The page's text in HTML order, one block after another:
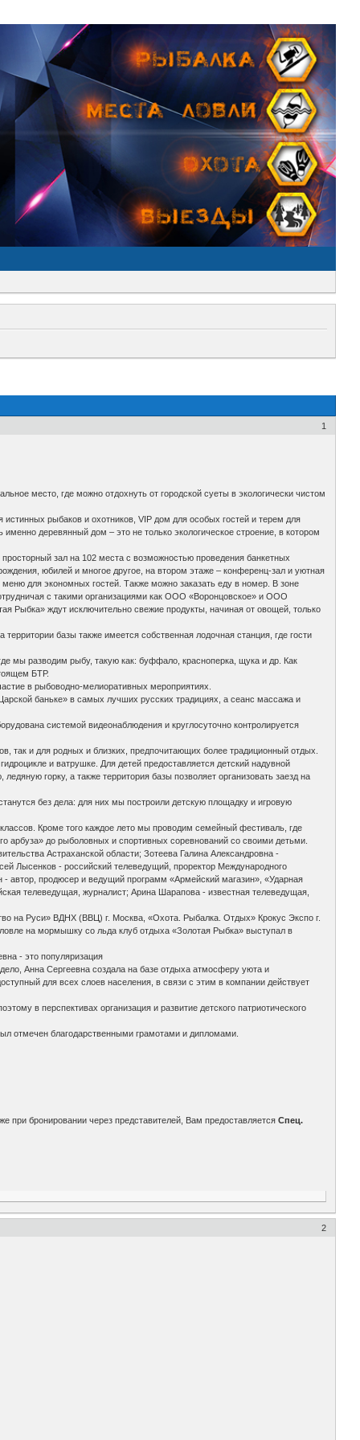
1
место, где можно отдохнуть от городской суеты в экологически чистом
рыбаков и охотников, VIP дом для особых гостей и терем для
деревянный дом – это не только экологическое строение, в котором
зал на 102 места с возможностью проведения банкетных
юбилей и многое другое, на втором этаже – конференц-зал и уютная
для экономных гостей. Также можно заказать еду в номер. В зоне
с такими организациями как ООО «Воронцовское» и ООО
Рыбка» ждут исключительно свежие продукты, начиная от овощей, только
базы также имеется собственная лодочная станция, где гости
мы разводим рыбу, такую как: буффало, красноперка, щука и др. Как
БТР.
в рыбоводно-мелиоративных мероприятиях.
баньке» в самых лучших русских традициях, а сеанс массажа и
системой видеонаблюдения и круглосуточно контролируется
так и для родных и близких, предпочитающих более традиционный отдых.
и ватрушке. Для детей предоставляется детский надувной
горку, а также территория базы позволяет организовать заезд на
без дела: для них мы построили детскую площадку и игровую
Кроме того каждое лето мы проводим семейный фестиваль, где
арбуза» до рыболовных и спортивных соревнований со своими детьми.
Астраханской области; Зотеева Галина Александровна -
Лысенков - российский телеведущий, проректор Международного
автор, продюсер и ведущий программ «Армейский магазин», «Ударная
телеведущая, журналист; Арина Шарапова - известная телеведущая,
на Руси» ВДНХ (ВВЦ) г. Москва, «Охота. Рыбалка. Отдых» Крокус Экспо г.
на мормышку со льда клуб отдыха «Золотая Рыбка» выступал в
- это популяризация
Анна Сергеевна создала на базе отдыха атмосферу уюта и
для всех слоев населения, в связи с этим в компании действует
в перспективах организация и развитие детского патриотического
отмечен благодарственными грамотами и дипломами.
при бронировании через представителей, Вам предоставляетсяСпец.
2